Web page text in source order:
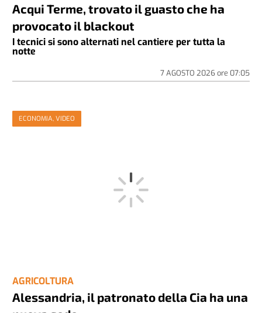
Acqui Terme, trovato il guasto che ha
provocato il blackout
I tecnici si sono alternati nel cantiere per tutta la
notte
7 AGOSTO 2026ore 07:05
ECONOMIA, VIDEO
AGRICOLTURA
Alessandria, il patronato della Cia ha una